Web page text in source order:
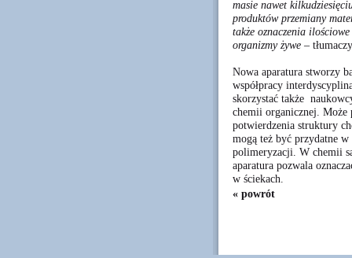
masie nawet
produktów przemiany
także oznaczenia
organizmy żywe –
Nowa aparatura stworzy
współpracy
skorzystać także
chemii organicznej. Może
potwierdzenia struktury
mogą też być przydatne
polimeryzacji. W chemii
aparatura pozwala
w ściekach.
« powrót